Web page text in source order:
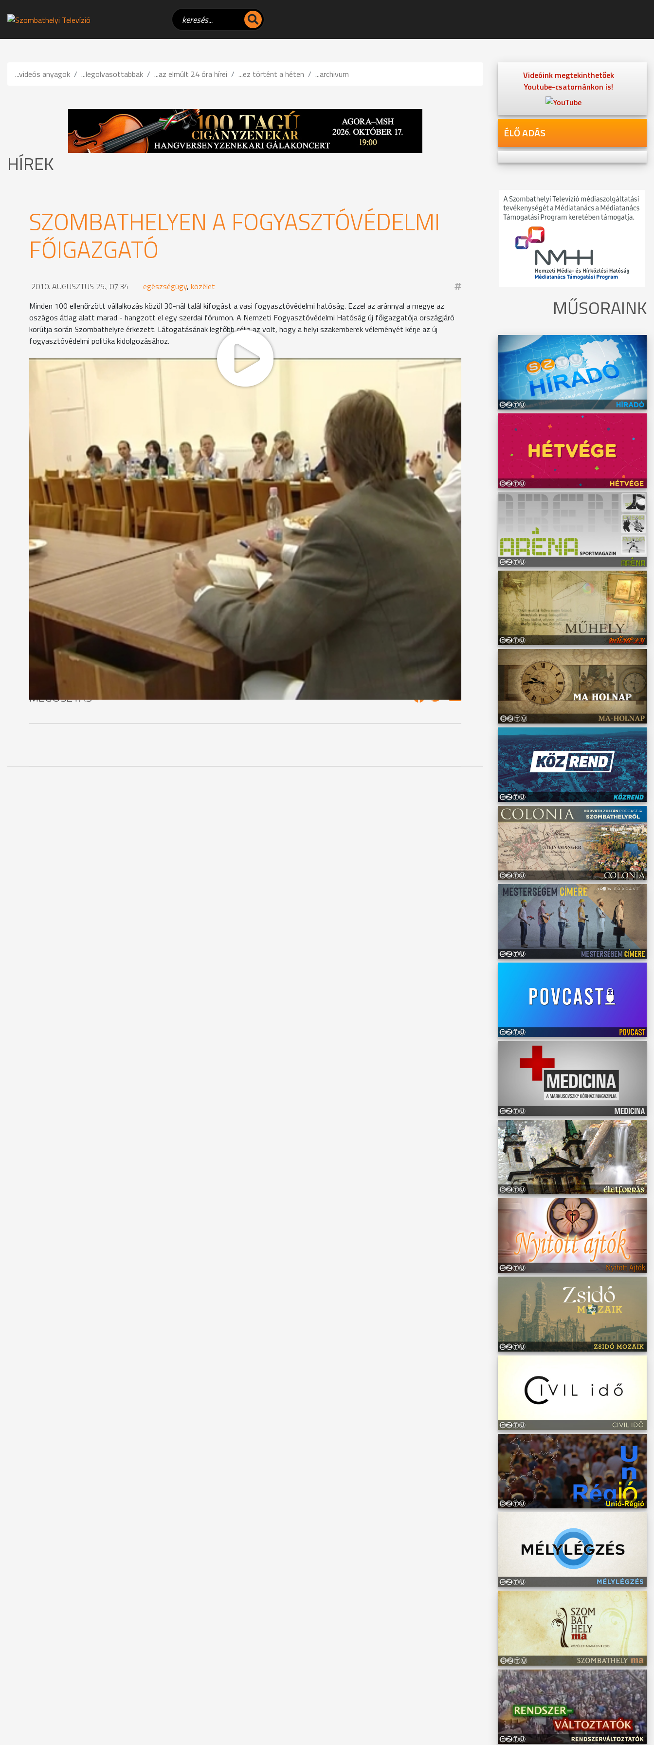
...videós anyagok ...legolvasottabbak ...az elmúlt 24 óra hírei ...ez történt a héten ...archivum
HÍREK
SZOMBATHELYEN A FOGYASZTÓVÉDELMI
FŐIGAZGATÓ
2010. AUGUSZTUS 25., 07:34 egészségügy, közélet
Minden 100 ellenőrzött vállalkozás közül 30-nál talál kifogást a vasi fogyasztóvédelmi hatóság. Ezzel az aránnyal a megye az
oszágos átlag alatt marad - hangzott el egy szerdai fórumon. A Nemzeti Fogyasztóvédelmi Hatóság új főigazgatója országjáró
körútja során Szombathelyre érkezett. Látogatásának legfőbb célja az volt, hogy a helyi szakemberek véleményét kérje az új
fogyasztóvédelmi politika kidolgozásához.
A napokban zárult turisztikai vizsgálatsorozat jó eredményt hozott. 300 ellenőrzött vállalkozás közül mindössze
65-nél találtak kisebb szabálytalanságot a fogyasztóvédők. Szombathely élen jár a veszélyes termékek
Fehérné Horváth Ildikó
"A múlt évben 38 terméket vontunk ki a forgalomból. Ebben az évben is 28 termék mintáját vizsgáltuk, ennek 90%-a
rossznak bizonyult."
A fogyasztók egészségének és biztonságának védelme a hatóság egyik elsődleges feladata lesz a jövőben - mondta
az új főigazgató. A másik cél, hogy a vállakozásokat a szabályok betartására bírják.
Pintér István- főigazgató, Nemzeti Fogyasztóvédelmi Hatóság
"Ne csak feketelista legyen. Nem azt mondtuk, hogy egyfajta szeretetszolgálatként elmegyünk a súlyos jogsértések
mellett. Azokat továbbra is szankcionálni fogjuk, de a célunk az, hogy a jogsértések ismételtségét kerüljük el."
A hatóság munkatársai azt mondják, a kidolgozás alatt álló fogyasztóvédelmi kormányprogram a vállakozóknak
kiszámítható jogszabályi környezetet teremt majd.
Dr. Kathy Attila- főosztályvezető, Nemzeti Fogyasztóvédelmi Hatóság
"A vállalkozók azt érezzék, hogy nem öncélú a bírságolás, csak akkor kerül rá sor, ha egyéb intézkedés, másfajta
ösztönzési módszer nem vezet eredményre."
A tervek szerint létrehozzák a pozitív listát, bevezetik a fogyasztóbarát emblémát, a vállakozóknak képzéseket
szerveznek és a nagy hangsúlyt fektetnek a tájékoztatásra.
MEGOSZTÁS
Videóink megtekinthetőek
Youtube-csatornánkon is!
ÉLŐ ADÁS
MŰSORAINK